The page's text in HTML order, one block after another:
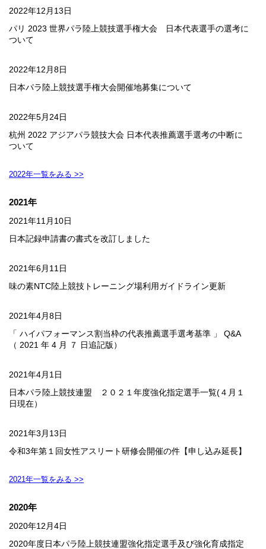
2022年12月13日
パリ 2023 世界パラ陸上競技選手権大会 日本代表選手の選考に
ついて
2022年12月8日
日本パラ陸上競技選手権大会開催地募集について
2022年5月24日
杭州 2022 アジアパラ競技大会 日本代表推薦選手選考の中断に
ついて
2022年一覧をみる >>
2021年
2021年11月10日
日本記録申請書の書式を改訂しました
2021年6月11日
味の素NTC陸上競技トレーニング場利用ガイドライン更新
2021年4月8日
「 ハイパフォーマンス割当枠の代表推薦選手選考基準 」 Q&A
（ 2021 年 4 月 ７ 日追記版）
2021年4月1日
日本パラ陸上競技連盟 ２０２１年度強化指定選手一覧(４月１
日現在）
2021年3月13日
令和3年第１回女性アスリート研修会開催の件【申し込み延長】
2021年一覧をみる >>
2020年
2020年12月4日
2020年度日本パラ陸上競技連盟強化指定選手及び強化育成指定